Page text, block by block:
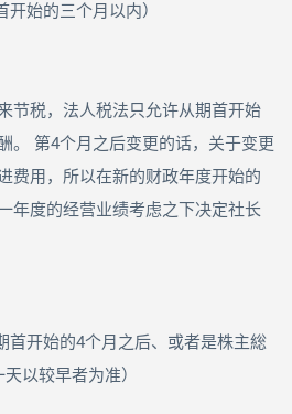
始的三个月以内）
节税，法人税法只允许从期首开始
。 第4个月之后变更的话，关于变更
费用，所以在新的财政年度开始的
年度的经营业绩考虑之下决定社长
首开始的4个月之后、或者是株主総
以较早者为准）